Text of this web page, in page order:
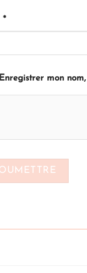
*
Enregistrer mon